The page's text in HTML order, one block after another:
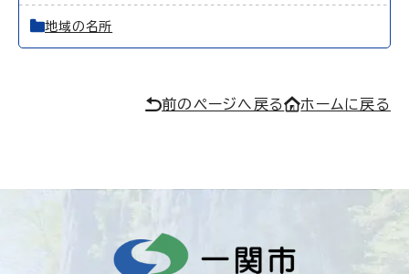
地域の名所
前のページへ戻る ホームに戻る